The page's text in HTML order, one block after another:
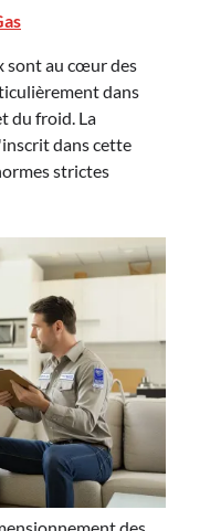
sont au cœur des
dans
du froid. La
dans cette
strictes